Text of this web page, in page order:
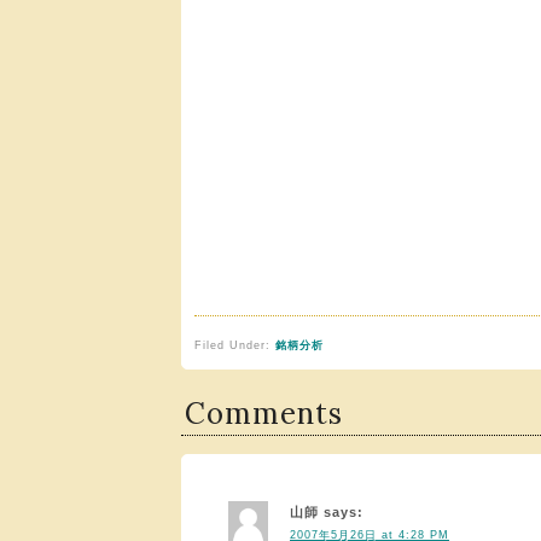
Filed Under: 銘柄分析
Comments
山師 says:
2007年5月26日 at 4:28 PM